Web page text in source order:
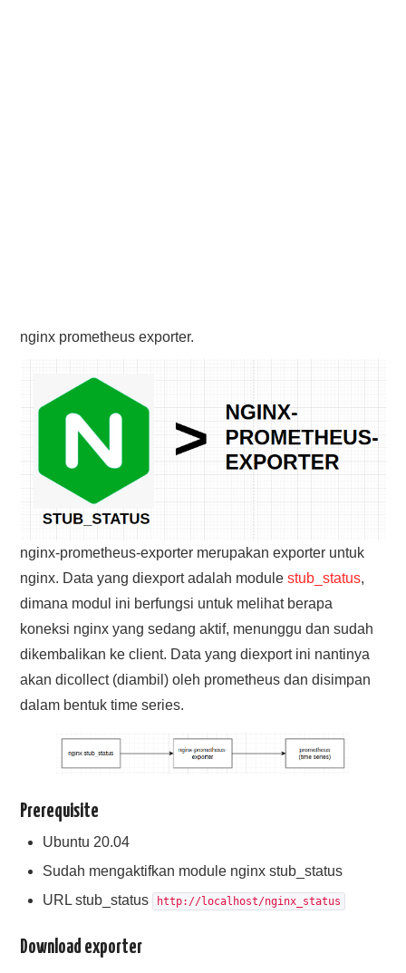
nginx prometheus exporter.
nginx-prometheus-exporter merupakan exporter untuk
nginx. Data yang diexport adalah modulestub_status,
dimana modul ini berfungsi untuk melihat berapa
koneksi nginx yang sedang aktif, menunggu dan sudah
dikembalikan ke client. Data yang diexport ini nantinya
akan dicollect (diambil) oleh prometheus dan disimpan
dalam bentuk time series.
Prerequisite
Ubuntu 20.04
Sudah mengaktifkan module nginx stub_status
URL stub_status
http://localhost/nginx_status
Download exporter